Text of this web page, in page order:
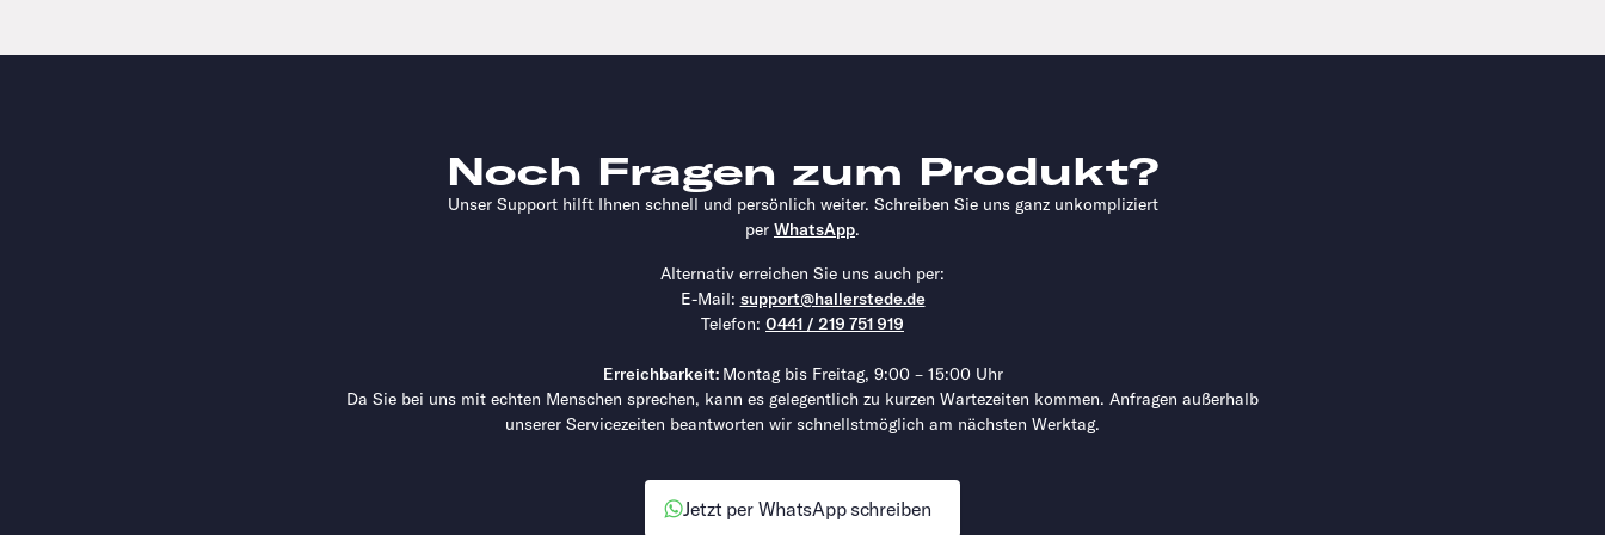
Noch Fragen zum Produkt?
Unser Support hilft Ihnen schnell und persönlich weiter. Schreiben Sie uns ganz unkompliziert
per WhatsApp.
Alternativ erreichen Sie uns auch per:
E-Mail: support@hallerstede.de
Telefon: 0441 / 219 751 919
Erreichbarkeit: Montag bis Freitag, 9:00 – 15:00 Uhr
Da Sie bei uns mit echten Menschen sprechen, kann es gelegentlich zu kurzen Wartezeiten kommen. Anfragen außerhalb
unserer Servicezeiten beantworten wir schnellstmöglich am nächsten Werktag.
Jetzt per WhatsApp schreiben